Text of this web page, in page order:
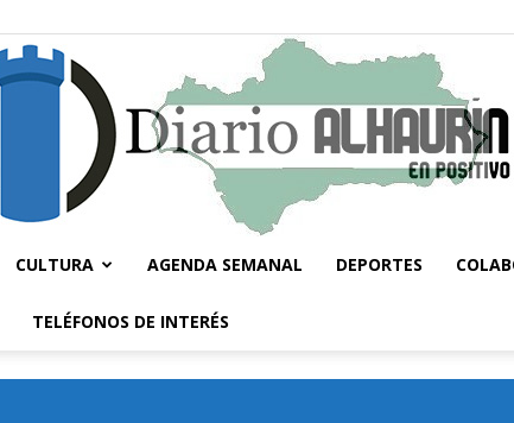
CULTURA AGENDA SEMANAL DEPORTES
TELÉFONOS DE INTERÉS